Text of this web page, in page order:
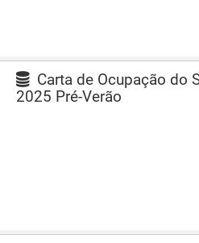
Carta de Ocupação do
2025 Pré-Verão